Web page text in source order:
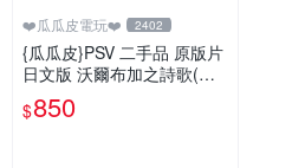
❤️瓜瓜皮電玩❤️ 2402
{瓜瓜皮}PSV 二手品 原版片
日文版 沃爾布加之詩歌(遊
戲都有回收)
$850